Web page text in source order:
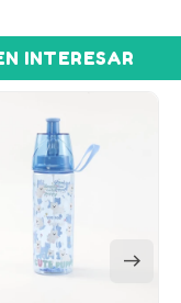
INTERESAR